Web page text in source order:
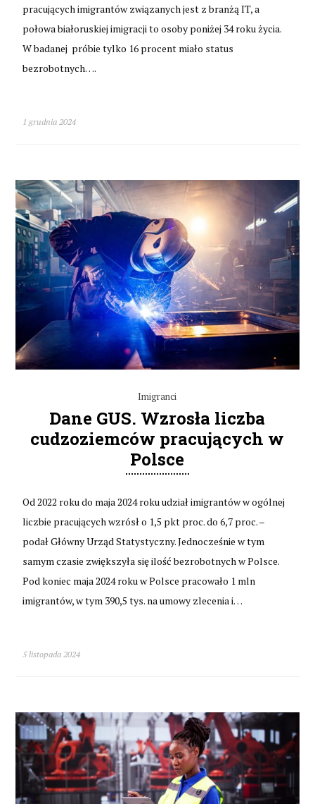
pracujących imigrantów związanych jest z branżą IT, a
połowa białoruskiej imigracji to osoby poniżej 34 roku życia.
W badanej próbie tylko 16 procent miało status
bezrobotnych….
1 grudnia 2024
Imigranci
Dane GUS. Wzrosła liczba
cudzoziemców pracujących w
Polsce
Od 2022 roku do maja 2024 roku udział imigrantów w ogólnej
liczbie pracujących wzrósł o 1,5 pkt proc. do 6,7 proc. –
podał Główny Urząd Statystyczny. Jednocześnie w tym
samym czasie zwiększyła się ilość bezrobotnych w Polsce.
Pod koniec maja 2024 roku w Polsce pracowało 1 mln
imigrantów, w tym 390,5 tys. na umowy zlecenia i…
5 listopada 2024